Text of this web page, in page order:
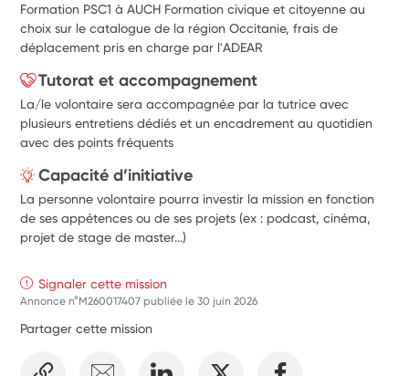
Formation PSC1 à AUCH Formation civique et citoyenne au
choix sur le catalogue de la région Occitanie, frais de
déplacement pris en charge par l'ADEAR
Tutorat et accompagnement
La/le volontaire sera accompagné.e par la tutrice avec
plusieurs entretiens dédiés et un encadrement au quotidien
avec des points fréquents
Capacité d’initiative
La personne volontaire pourra investir la mission en fonction
de ses appétences ou de ses projets (ex : podcast, cinéma,
projet de stage de master...)
Signaler cette mission
Annonce n°M260017407 publiée le30 juin 2026
Partager cette mission